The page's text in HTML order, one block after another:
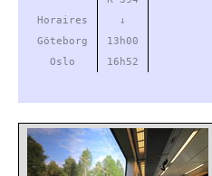
Horaires
↓
Göteborg
13h00
Oslo
16h52